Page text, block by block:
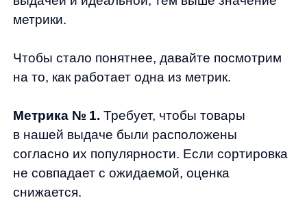
Несмотря на то, что в реальной выдаче
не на своем месте. И чем дальше товар
от своей идеальной позиции, тем больше
будет штраф, который получит стратегия.
Метрика № 2.Эта метрика отбирает
запросы, по которым в 90% случаев
пользователи смотрели товары из одной
К примеру, по запросу «смартфон»